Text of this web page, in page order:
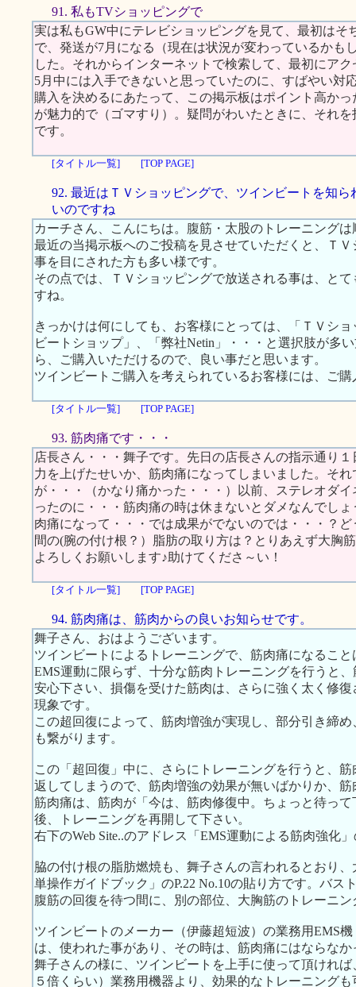
91. 私もTVショッピングで
実は私もGW中にテレビショッピングを見て、最初はそ
で、発送が7月になる（現在は状況が変わっているかも
した。それからインターネットで検索して、最初にア
5月中には入手できないと思っていたのに、すばやい対
購入を決めるにあたって、この掲示板はポイント高か
が魅力的で（ゴマすり）。疑問がわいたときに、それ
です。
[タイトル一覧] [TOP PAGE]
92. 最近はＴＶショッピングで、ツインビートを知ら
いのですね
カーチさん、こんにちは。腹筋・太股のトレーニング
最近の当掲示板へのご投稿を見させていただくと、Ｔ
事を目にされた方も多い様です。
その点では、ＴＶショッピングで放送される事は、と
すね。
きっかけは何にしても、お客様にとっては、「ＴＶシ
ビートショップ」、「弊社Netin」・・・と選択肢が多
ら、ご購入いただけるので、良い事だと思います。
ツインビートご購入を考えられているお客様には、ご
[タイトル一覧] [TOP PAGE]
93. 筋肉痛です・・・
店長さん・・・舞子です。先日の店長さんの指示通り
力を上げたせいか、筋肉痛になってしまいました。そ
が・・・（かなり痛かった・・・）以前、ステレオダ
ったのに・・・筋肉痛の時は休まないとダメなんでし
肉痛になって・・・では成果がでないのでは・・・？
間の(腕の付け根？）脂肪の取り方は？とりあえず大胸
よろしくお願いします♪助けてくださ～い！
[タイトル一覧] [TOP PAGE]
94. 筋肉痛は、筋肉からの良いお知らせです。
舞子さん、おはようございます。
ツインビートによるトレーニングで、筋肉痛になるこ
EMS運動に限らず、十分な筋肉トレーニングを行うと
安心下さい、損傷を受けた筋肉は、さらに強く太く修
現象です。
この超回復によって、筋肉増強が実現し、部分引き締
も繋がります。
この「超回復」中に、さらにトレーニングを行うと、
返してしまうので、筋肉増強の効果が無いばかりか、
筋肉痛は、筋肉が「今は、筋肉修復中。ちょっと待っ
後、トレーニングを再開して下さい。
右下のWeb Site..のアドレス「EMS運動による筋肉強化
脇の付け根の脂肪燃焼も、舞子さんの言われるとおり
単操作ガイドブック」のP.22 No.10の貼り方です。バス
腹筋の回復を待つ間に、別の部位、大胸筋のトレーニ
ツインビートのメーカー（伊藤超短波）の業務用EMS
は、使われた事があり、その時は、筋肉痛にはならな
舞子さんの様に、ツインビートを上手に使って頂けれ
５倍くらい）業務用機器より、効果的なトレーニング